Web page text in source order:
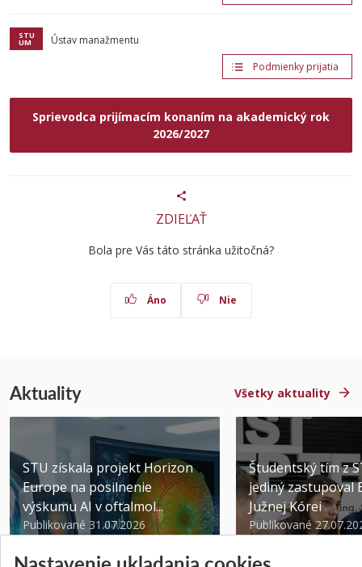
Ústav manažmentu
Podmienky prijatia
Sprievodca prijímacím konaním na akademický rok
2026/2027
ZDIEĽAŤ
Bola pre Vás táto stránka užitočná?
Áno Nie
Aktuality Všetky aktuality
STU získala projekt Horizon
Europe na posilnenie
výskumu AI v oftalmol...
Publikované 31.07.2026
Študentský tím z
jediný zastupoval
Južnej Kórei
Publikované